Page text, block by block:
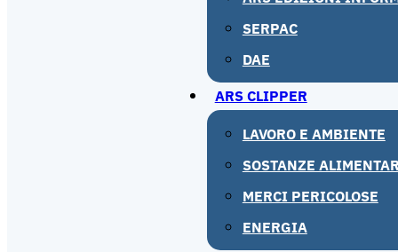
SERPAC
DAE
ARS CLIPPER
LAVORO E AMBIENTE
SOSTANZE
MERCI PERICOLOSE
ENERGIA